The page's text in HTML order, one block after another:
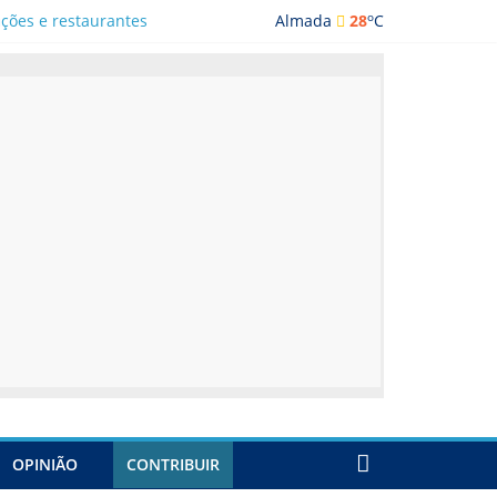
Almada 28oC
e restaurantes
OPINIÃO CONTRIBUIR